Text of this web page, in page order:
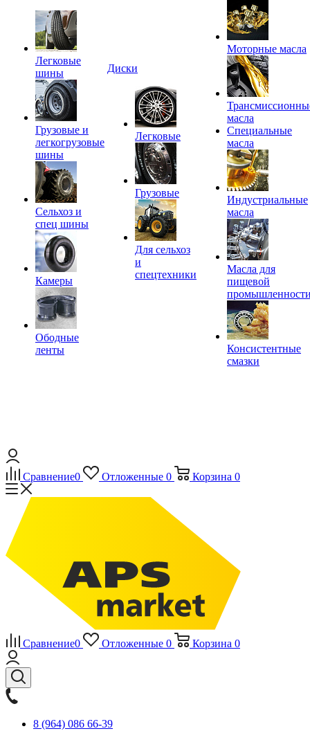
Легковые
шины
Грузовые и
легкогрузовые
шины
Сельхоз и
спец шины
Камеры
Ободные
ленты
Диски
Легковые
Грузовые
Для сельхоз
и
спецтехники
Моторные масла
масла
Специальные
масла
Индустриальные
масла
Масла для
пищевой
Консистентные
смазки
Сравнение0 Отложенные 0 Корзина 0
Сравнение0 Отложенные 0 Корзина 0
8 (964) 086 66-39